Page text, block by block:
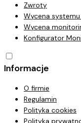
Zwroty
Wycena
Wycena
Konfigurator
Informacje
O firmie
Regulamin
Polityka cookies
Polityka